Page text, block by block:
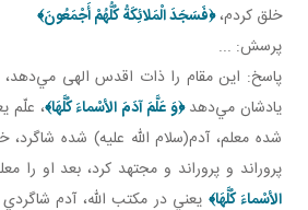
خلق کردم،﴿فَسَجَدَ الْمَلائِكَةُ كُلُّهُمْ أَجْمَعُونَ﴾
پرسش: ...
پاسخ: اين مقام را ذات اقدس الهی مي‌دهد،
يادشان مي‌دهد﴿وَ عَلَّمَ آدَمَ الأسْماءَ كُلَّهَا﴾، علّم
شده معلم، آدم(سلام الله عليه) شده شاگرد،
پروراند و پروراند و مجتهد کرد، بعد او را
الأسْماءَ كُلَّهَا﴾ يعني در مکتب الله، آدم